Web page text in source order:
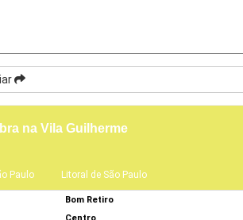
na Vila Guilherme
Paulo Litoral de São Paulo
Bom Retiro